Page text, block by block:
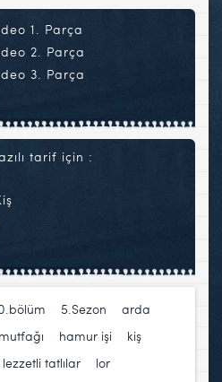
1. Parça
2. Parça
3. Parça
tarif için :
5.Sezon
arda
hamur işi kiş
lezzetli tatlılar
lor